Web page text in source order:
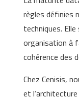
règles définies
techniques. Elle
organisation à
cohérence des
Chez Cenisis,
et